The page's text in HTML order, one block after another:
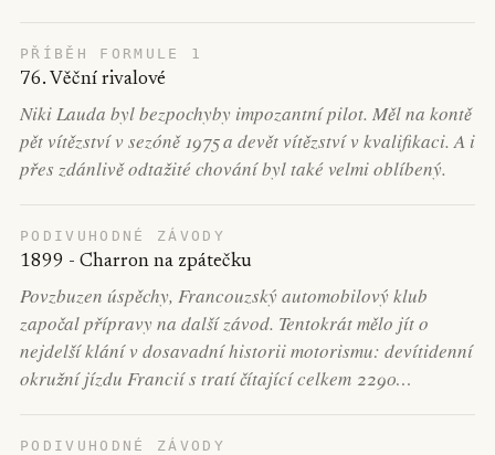
PŘÍBĚH FORMULE 1
76. Věční rivalové
Niki Lauda byl bezpochyby impozantní pilot. Měl na kontě
pět vítězství v sezóně 1975 a devět vítězství v kvalifikaci. A i
přes zdánlivě odtažité chování byl také velmi oblíbený.
PODIVUHODNÉ ZÁVODY
1899 - Charron na zpátečku
Povzbuzen úspěchy, Francouzský automobilový klub
započal přípravy na další závod. Tentokrát mělo jít o
nejdelší klání v dosavadní historii motorismu: devítidenní
okružní jízdu Francií s tratí čítající celkem 2290…
PODIVUHODNÉ ZÁVODY